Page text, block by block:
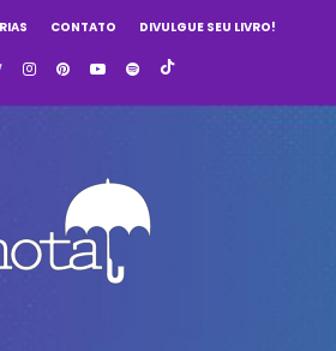
CONTATO DIVULGUE SEU LIVRO!